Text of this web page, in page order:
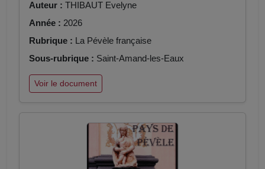
Auteur : THIBAUT Evelyne
Année : 2026
Rubrique : La Pévèle française
Sous-rubrique : Saint-Amand-les-Eaux
Voir le document